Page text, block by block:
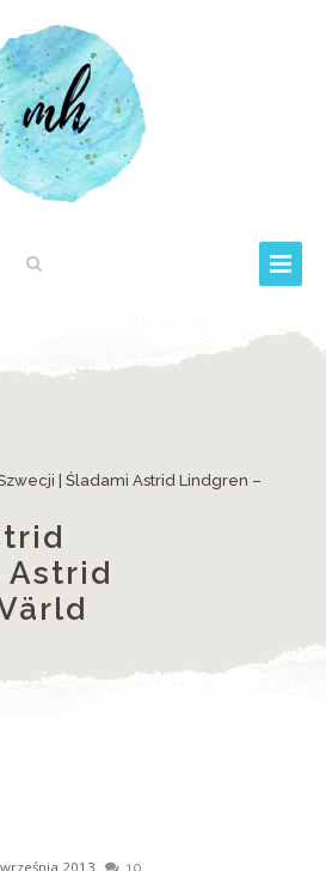
Śladami Astrid Lindgren –
Astrid
2013 10